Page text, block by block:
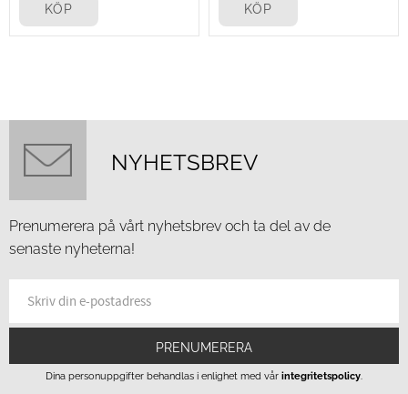
KÖP KÖP
NYHETSBREV
Prenumerera på vårt nyhetsbrev och ta del av de
senaste nyheterna!
PRENUMERERA
Dina personuppgifter behandlas i enlighet med vår integritetspolicy